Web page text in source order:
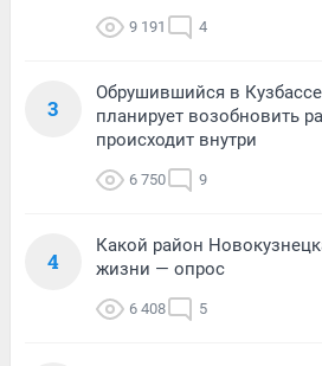
9 191 4
3
Обрушившийся в
планирует возобновить
происходит внутри
6 750 9
4
Какой район
жизни — опрос
6 408 5